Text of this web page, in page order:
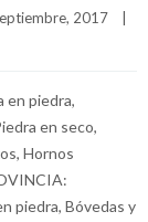
2017
en piedra,
en seco,
Hornos
piedra, Bóvedas y